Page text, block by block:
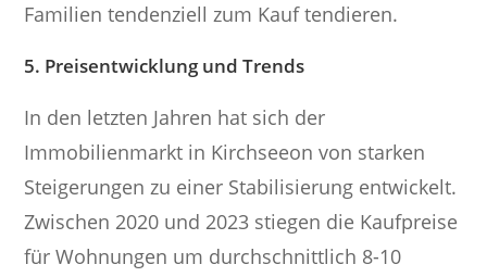
Familien tendenziell zum Kauf tendieren.
5. Preisentwicklung und Trends
In den letzten Jahren hat sich der
Immobilienmarkt in Kirchseeon von starken
Steigerungen zu einer Stabilisierung entwickelt.
Zwischen 2020 und 2023 stiegen die Kaufpreise
für Wohnungen um durchschnittlich 8-10